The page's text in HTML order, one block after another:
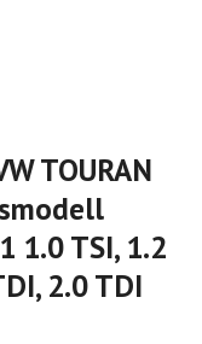
TOURAN
1.0 TSI, 1.2
2.0 TDI